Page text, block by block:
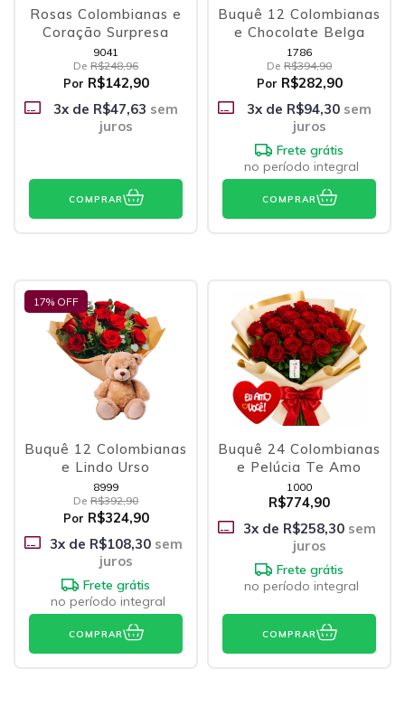
Rosas Colombianas e
Coração Surpresa
9041
De R$248,96
Por R$142,90
3x de R$47,63 sem
juros
COMPRAR
Buquê 12 Colombianas
e Chocolate Belga
1786
De R$394,90
Por R$282,90
3x de R$94,30 sem
juros
Frete grátis
no período integral
COMPRAR
17% OFF
Buquê 12 Colombianas
e Lindo Urso
8999
De R$392,90
Por R$324,90
3x de R$108,30sem
juros
Frete grátis
no período integral
COMPRAR
Buquê 24 Colombianas
e Pelúcia Te Amo
1000
R$774,90
3x de R$258,30sem
juros
Frete grátis
no período integral
COMPRAR